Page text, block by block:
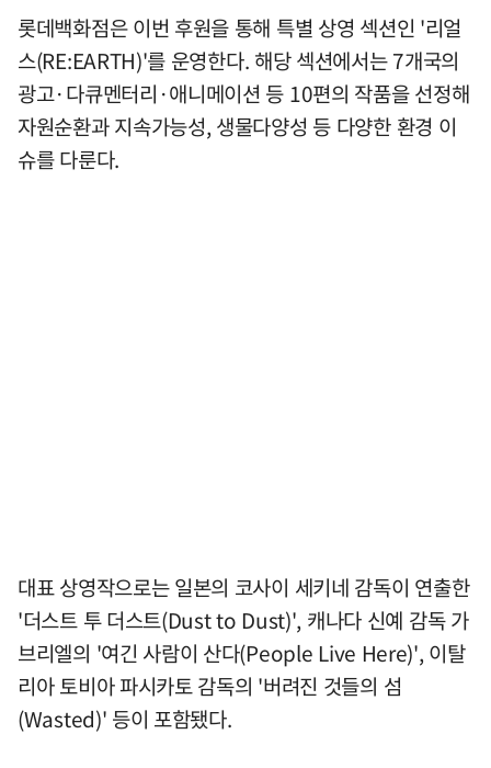
롯데백화점은 이번 후원을 통해 특별 상영 섹션인 '리얼
스(RE:EARTH)'를 운영한다. 해당 섹션에서는 7개국의
광고·다큐멘터리·애니메이션 등 10편의 작품을 선정해
자원순환과 지속가능성, 생물다양성 등 다양한 환경 이
슈를 다룬다.
대표 상영작으로는 일본의 코사이 세키네 감독이 연출한
'더스트 투 더스트(Dust to Dust)', 캐나다 신예 감독 가
브리엘의 '여긴 사람이 산다(People Live Here)', 이탈
리아 토비아 파시카토 감독의 '버려진 것들의 섬
(Wasted)' 등이 포함됐다.